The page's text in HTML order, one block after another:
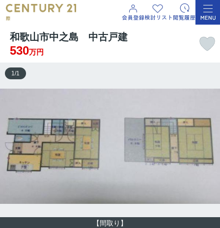
和歌山市中之島 中古戸建
530万円
【間取り】
1/1